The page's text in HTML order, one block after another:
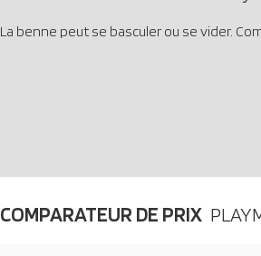
La benne peut se basculer ou se vider.
COMPARATEUR DE PRIX